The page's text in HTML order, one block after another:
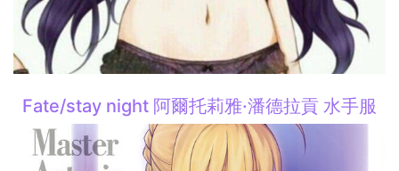
Fate/stay night 阿爾托莉雅·潘德拉貢 水手服